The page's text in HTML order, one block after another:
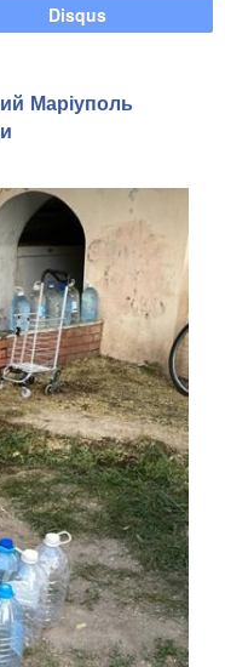
Disqus
Маріуполь